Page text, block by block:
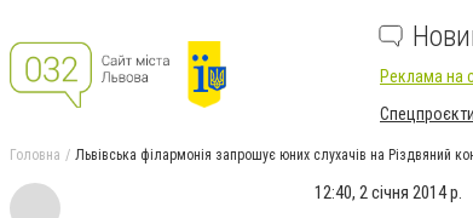
Реклама на
Головна Львівська філармонія запрошує юних слухачів на Різдвяний
12:40, 2 січня 2014 р.